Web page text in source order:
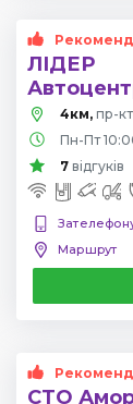
ЛІДЕР
4км, пр-
Пн-Пт
7 відгуків
Маршрут
СТО